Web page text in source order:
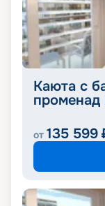
Каюта с
променад
от 135 599